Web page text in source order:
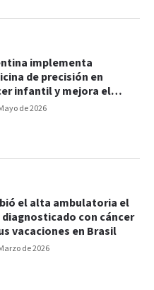
de 2026
implementa
de precisión en
infantil y mejora el
en 2 de cada 3
de 2026
el alta ambulatoria el
diagnosticado con cáncer
vacaciones en Brasil